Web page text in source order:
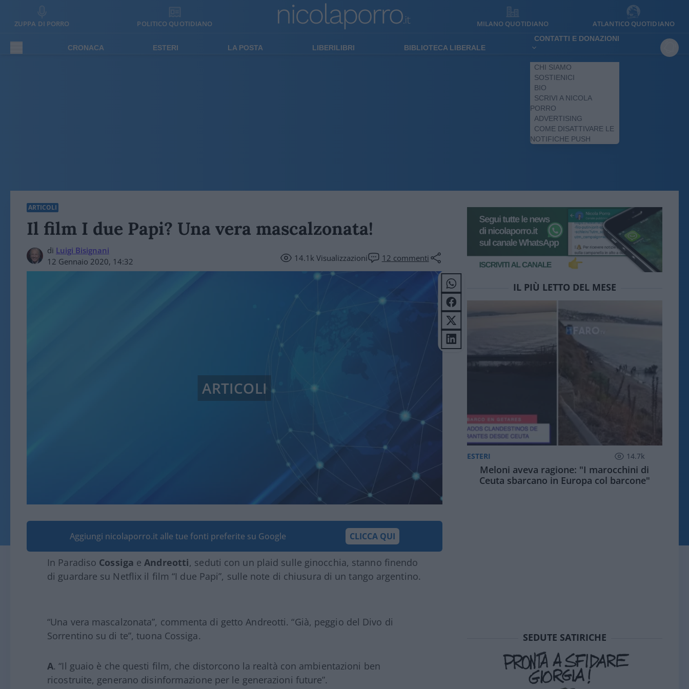
ZUPPA DI PORRO POLITICO QUOTIDIANO MILANO QUOTIDIANO ATLANTICO QUOTIDIANO
CRONACA ESTERI LA POSTA LIBERILIBRI BIBLIOTECA LIBERALE
CONTATTI E DONAZIONI
CHI SIAMO
SOSTIENICI
BIO
SCRIVI A NICOLA
PORRO
ADVERTISING
COME DISATTIVARE LE
NOTIFICHE PUSH
ARTICOLI
Il film I due Papi? Una vera mascalzonata!
di Luigi Bisignani
12 Gennaio 2020, 14:32
14.1kVisualizzazioni 12 commenti
ARTICOLI
Aggiungi nicolaporro.it alle tue fonti preferite su Google CLICCA QUI
In Paradiso Cossiga eAndreotti, seduti con un plaid sulle ginocchia, stanno finendo
di guardare su Netflix il film “I due Papi”, sulle note di chiusura di un tango argentino.
“Una vera mascalzonata”, commenta di getto Andreotti. “Già, peggio del Divo di
Sorrentino su di te”, tuona Cossiga.
A. “Il guaio è che questi film, che distorcono la realtà con ambientazioni ben
ricostruite, generano disinformazione per le generazioni future”.
IL PIÙ LETTO DEL MESE
ESTERI 14.7k
Meloni aveva ragione: "I marocchini di
Ceuta sbarcano in Europa col barcone"
SEDUTE SATIRICHE